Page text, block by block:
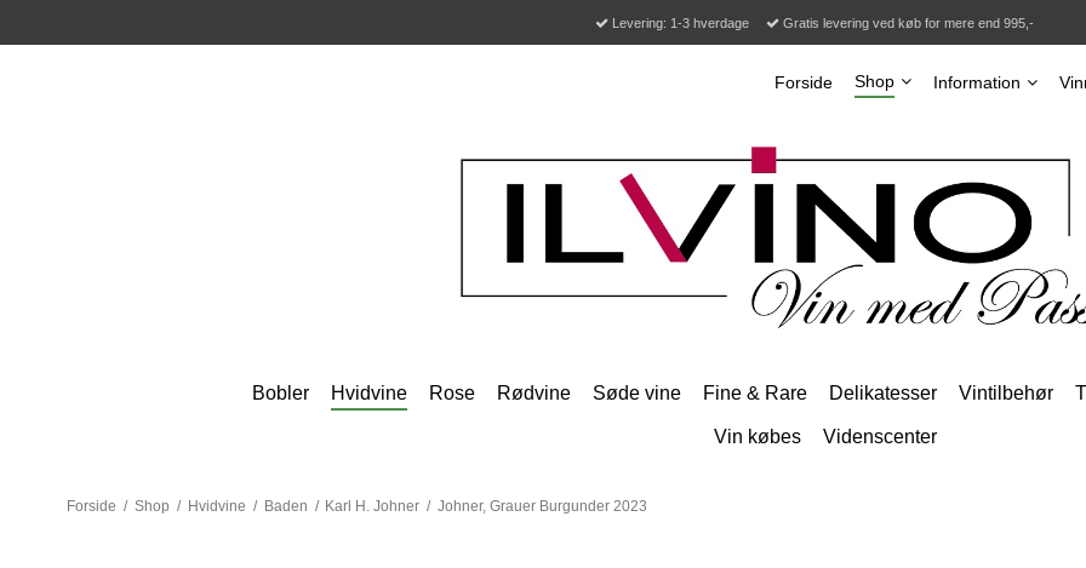
Levering: 1-3 hverdage Gratis levering ved køb for mere end 995,-
Forside Shop Information
Bobler Hvidvine Rose Rødvine Søde vine Fine & Rare Delikatesser Vintilbehør
Vin købes Videnscenter
Forside / Shop / Hvidvine / Baden / Karl H. Johner / Johner, Grauer Burgunder 2023